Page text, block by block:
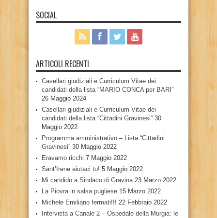
SOCIAL
ARTICOLI RECENTI
Casellari giudiziali e Curriculum Vitae dei
candidati della lista “MARIO CONCA per BARI”
26 Maggio 2024
Casellari giudiziali e Curriculum Vitae dei
candidati della lista “Cittadini Gravinesi” 30
Maggio 2022
Programma amministrativo – Lista “Cittadini
Gravinesi” 30 Maggio 2022
Eravamo ricchi 7 Maggio 2022
Sant’Irene aiutaci tu! 5 Maggio 2022
Mi candido a Sindaco di Gravina 23 Marzo 2022
La Piovra in salsa pugliese 15 Marzo 2022
Michele Emiliano fermati!!! 22 Febbraio 2022
Intervista a Canale 2 – Ospedale della Murgia: le